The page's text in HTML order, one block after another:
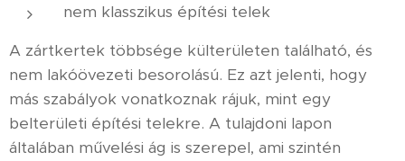
nem klasszikus építési telek
A zártkertek többsége külterületen található, és
nem lakóövezeti besorolású. Ez azt jelenti, hogy
más szabályok vonatkoznak rájuk, mint egy
belterületi építési telekre. A tulajdoni lapon
általában művelési ág is szerepel, ami szintén